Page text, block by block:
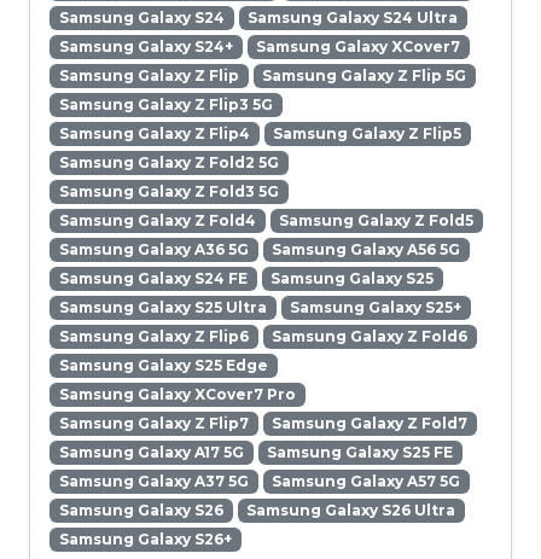
Samsung Galaxy S24
Samsung Galaxy S24 Ultra
Samsung Galaxy S24+
Samsung Galaxy XCover7
Samsung Galaxy Z Flip
Samsung Galaxy Z Flip 5G
Samsung Galaxy Z Flip3 5G
Samsung Galaxy Z Flip4
Samsung Galaxy Z Flip5
Samsung Galaxy Z Fold2 5G
Samsung Galaxy Z Fold3 5G
Samsung Galaxy Z Fold4
Samsung Galaxy Z Fold5
Samsung Galaxy A36 5G
Samsung Galaxy A56 5G
Samsung Galaxy S24 FE
Samsung Galaxy S25
Samsung Galaxy S25 Ultra
Samsung Galaxy S25+
Samsung Galaxy Z Flip6
Samsung Galaxy Z Fold6
Samsung Galaxy S25 Edge
Samsung Galaxy XCover7 Pro
Samsung Galaxy Z Flip7
Samsung Galaxy Z Fold7
Samsung Galaxy A17 5G
Samsung Galaxy S25 FE
Samsung Galaxy A37 5G
Samsung Galaxy A57 5G
Samsung Galaxy S26
Samsung Galaxy S26 Ultra
Samsung Galaxy S26+